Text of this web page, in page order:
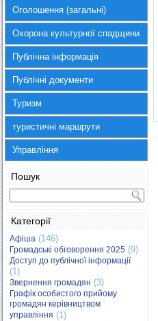
Оголошення (загальні)
Охорона культурної спадщини
Публічна інформація
Публічні документи
Туризм
туристичні маршрути
Управління
Пошук
Категорії
Афіша (146)
Громадські обговорення 2025 (9)
Доступ до публічної інформації
(1)
Звернення громадян (3)
Графік особистого прийому
громадян керівництвом
управління (1)